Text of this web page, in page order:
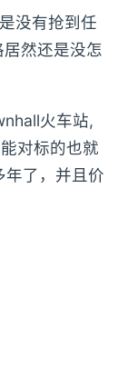
没有抢到任
然还是没怎
火车站,
对标的也就
年了，并且价